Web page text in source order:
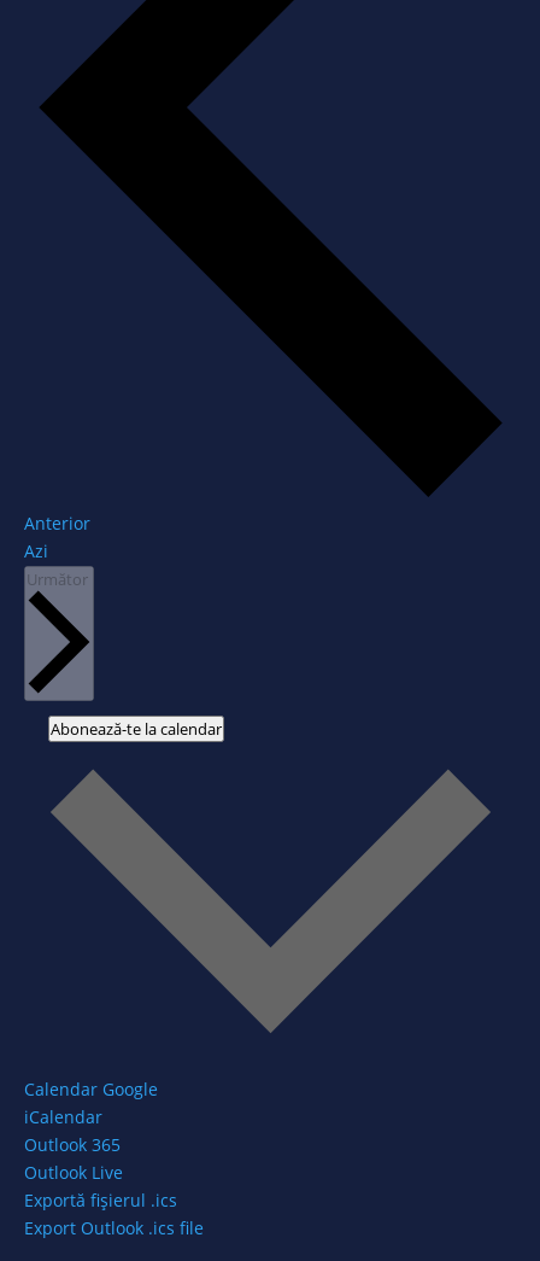
AnteriorEvenimente
Azi
Următor
Abonează-te la calendar
Calendar Google
iCalendar
Outlook 365
Outlook Live
Exportă fișierul .ics
Export Outlook .ics file